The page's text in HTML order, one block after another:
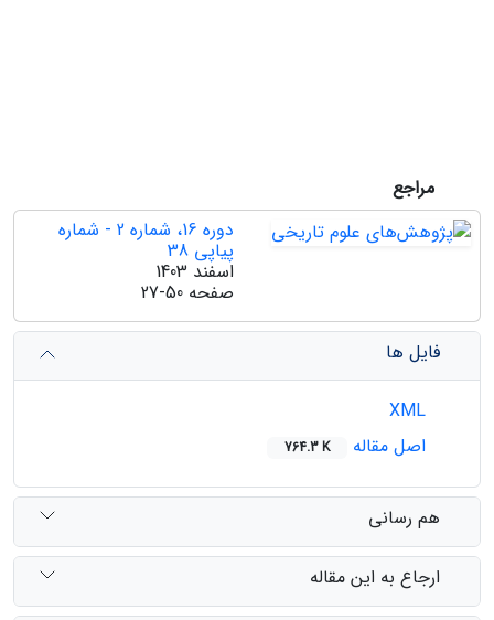
مراجع
دوره 16، شماره 2 - شماره
پیاپی 38
اسفند 1403
صفحه 27-50
فایل ها
اصل مقاله
764.3 K
هم رسانی
ارجاع به این مقاله